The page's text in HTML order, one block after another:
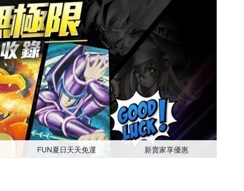
FUN夏日天天免運 新賣家享優惠